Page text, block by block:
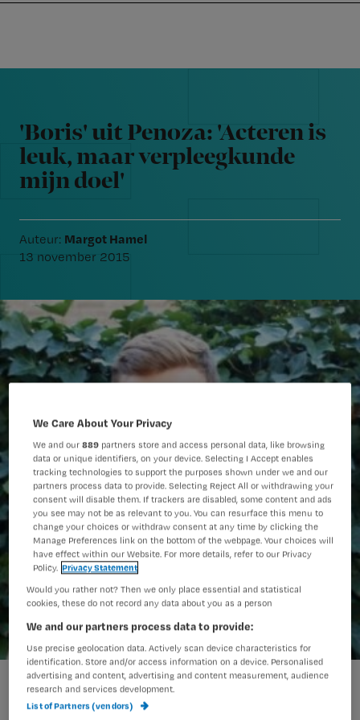
navigation
content
Nursing
'Boris' uit Penoza: 'Acteren is leuk
'Boris' uit Penoza: 'Acteren is
leuk, maar verpleegkunde
mijn doel'
Auteur: Margot Hamel
13 november 2015
We Care About Your Privacy
We and our889 partners store and access personal data, like browsing
data or unique identifiers, on your device. Selecting I Accept enables
tracking technologies to support the purposes shown under we and our
partners process data to provide. Selecting Reject All or withdrawing your
consent will disable them. If trackers are disabled, some content and ads
you see may not be as relevant to you. You can resurface this menu to
change your choices or withdraw consent at any time by clicking the
Manage Preferences link on the bottom of the webpage. Your choices will
have effect within our Website. For more details, refer to our Privacy
Policy. Privacy Statement
Would you rather not? Then we only place essential and statistical
cookies, these do not record any data about you as a person
We and our partners process data to provide:
Use precise geolocation data. Actively scan device characteristics for
identification. Store and/or access information on a device. Personalised
advertising and content, advertising and content measurement, audience
research and services development.
List of Partners (vendors)